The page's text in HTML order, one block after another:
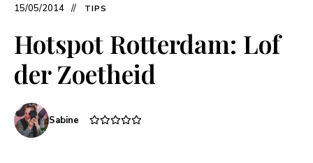
15/05/2014 TIPS
Hotspot Rotterdam: Lof
der Zoetheid
Sabine